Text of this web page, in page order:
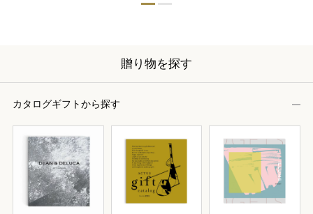
贈り物を探す
カタログギフトから探す